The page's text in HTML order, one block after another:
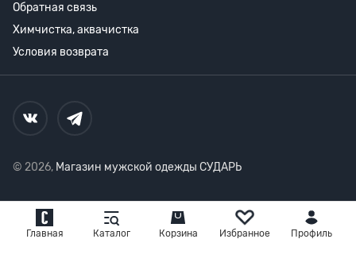
Главная Каталог Корзина Избранное Профиль
Обратная связь
Химчистка, аквачистка
Условия возврата
© 2026, Магазин мужской одежды СУДАРЬ